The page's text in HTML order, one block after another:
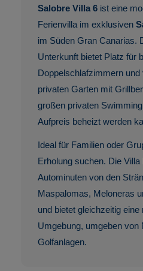
Salobre Villa 6 ist eine
Ferienvilla im exklusiven
im Süden Gran Canarias.
Unterkunft bietet Platz für
Doppelschlafzimmern und
privaten Garten mit
großen privaten
Aufpreis beheizt werden
Ideal für Familien oder
Erholung suchen. Die Villa
Autominuten von den
Maspalomas, Meloneras
und bietet gleichzeitig
Umgebung, umgeben von
Golfanlagen.